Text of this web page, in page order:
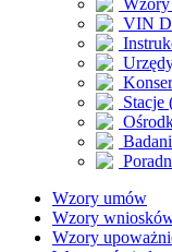
VIN
Stacje
Wzory umów
Wzory
Wzory